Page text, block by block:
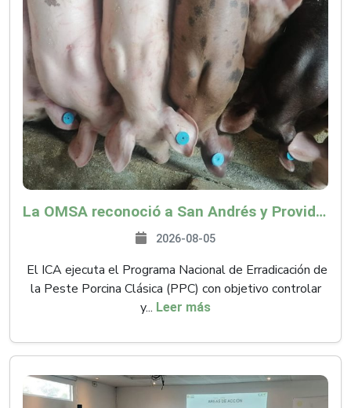
La OMSA reconoció a San Andrés y Providencia como zona libre de Peste Porcina Clásica (PPC)
2026-08-05
El ICA ejecuta el Programa Nacional de Erradicación de
la Peste Porcina Clásica (PPC) con objetivo controlar
y... Leer más